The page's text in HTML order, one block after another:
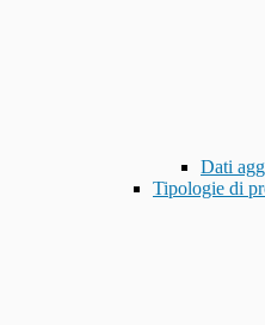
Dati
Tipologie di